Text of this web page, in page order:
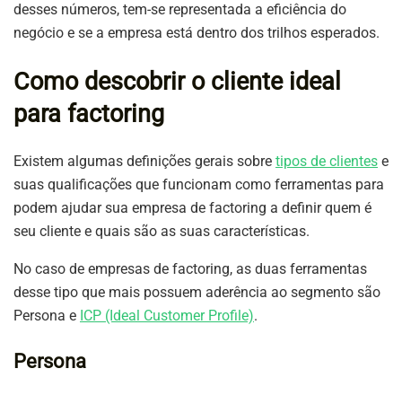
desses números, tem-se representada a eficiência do
negócio e se a empresa está dentro dos trilhos esperados.
Como descobrir o cliente ideal
para factoring
Existem algumas definições gerais sobre tipos de clientes e
suas qualificações que funcionam como ferramentas para
podem ajudar sua empresa de factoring a definir quem é
seu cliente e quais são as suas características.
No caso de empresas de factoring, as duas ferramentas
desse tipo que mais possuem aderência ao segmento são
Persona e ICP (Ideal Customer Profile).
Persona